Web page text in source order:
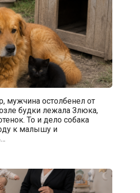
мужчина остолбенел от
будки лежала Злюка,
То и дело собака
к малышу и